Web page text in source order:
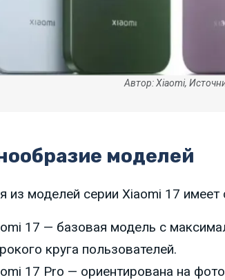
Автор: Xiaomi,
моделей
из моделей серии Xiaomi 17
17 — базовая модель с
круга пользователей.
17 Pro — ориентирована на